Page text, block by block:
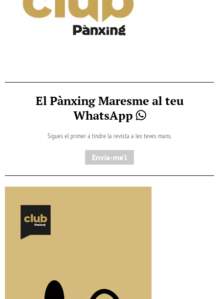
El Pànxing Maresme al teu
WhatsApp
Sigues el primer a tindre la revista a les teves mans.
Envia-me'l